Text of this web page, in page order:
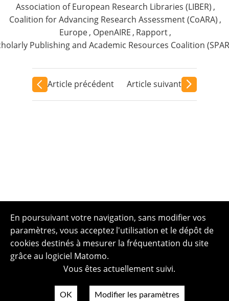
Association of European Research Libraries (LIBER) ,
Coalition for Advancing Research Assessment (CoARA) ,
Europe, OpenAIRE , Rapport,
Publishing and Academic Resources Coalition
Article précédent Article suivant
En poursuivant votre navigation, sans modifier vos
paramètres, vous acceptez l'utilisation et le dépôt de
cookies destinés à mesurer la fréquentation du site
grâce au logiciel Matomo.
Vous êtes actuellement suivi.
OK Modifier les paramètres